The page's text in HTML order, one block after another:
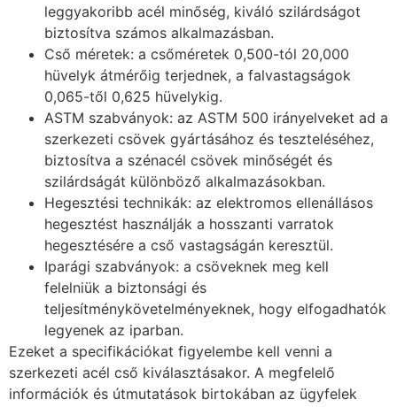
leggyakoribb acél minőség, kiváló szilárdságot
biztosítva számos alkalmazásban.
Cső méretek: a csőméretek 0,500-tól 20,000
hüvelyk átmérőig terjednek, a falvastagságok
0,065-től 0,625 hüvelykig.
ASTM szabványok: az ASTM 500 irányelveket ad a
szerkezeti csövek gyártásához és teszteléséhez,
biztosítva a szénacél csövek minőségét és
szilárdságát különböző alkalmazásokban.
Hegesztési technikák: az elektromos ellenállásos
hegesztést használják a hosszanti varratok
hegesztésére a cső vastagságán keresztül.
Iparági szabványok: a csöveknek meg kell
felelniük a biztonsági és
teljesítménykövetelményeknek, hogy elfogadhatók
legyenek az iparban.
Ezeket a specifikációkat figyelembe kell venni a
szerkezeti acél cső kiválasztásakor. A megfelelő
információk és útmutatások birtokában az ügyfelek